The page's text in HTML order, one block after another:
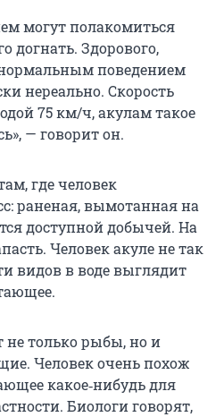
могут полакомиться
догнать. Здорового,
поведением
нереально. Скорость
75 км/ч, акулам такое
— говорит он.
где человек
раненая, вымотанная на
доступной добычей. На
Человек акуле не так
видов в воде выглядит
не только рыбы, но и
Человек очень похож
какое‑нибудь для
Биологи говорят,